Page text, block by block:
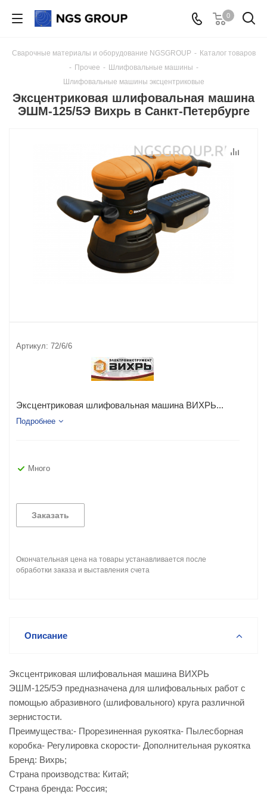
0
Сварочные материалы и оборудование NGSGROUP - Каталог товаров
- Прочее - Шлифовальные машины -
Шлифовальные машины эксцентриковые
Эксцентриковая шлифовальная машина
ЭШМ-125/5Э Вихрь в Санкт-Петербурге
Артикул: 72/6/6
Эксцентриковая шлифовальная машина ВИХРЬ...
Подробнее
Много
Заказать
Окончательная цена на товары устанавливается после
обработки заказа и выставления счета
Описание
Эксцентриковая шлифовальная машина ВИХРЬ
ЭШМ-125/5Э предназначена для шлифовальных работ с
помощью абразивного (шлифовального) круга различной
зернистости.
Преимущества:- Прорезиненная рукоятка- Пылесборная
коробка- Регулировка скорости- Дополнительная рукоятка
Бренд: Вихрь;
Страна производства: Китай;
Страна бренда: Россия;